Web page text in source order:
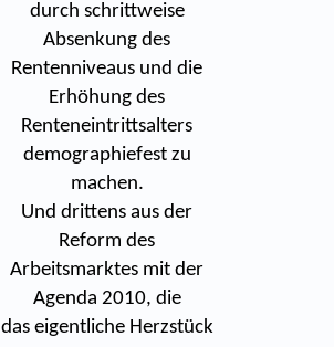
durch schrittweise
Absenkung des
Rentenniveaus und die
Erhöhung des
Renteneintrittsalters
demographiefest zu
machen.
Und drittens aus der
Reform des
Arbeitsmarktes mit der
Agenda 2010, die
das eigentliche Herzstück